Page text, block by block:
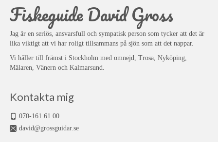
Fiskeguide David Gross
Jag är en seriös, ansvarsfull och sympatisk person som tycker att det är
lika viktigt att vi har roligt tillsammans på sjön som att det nappar.
Vi håller till främst i Stockholm med omnejd, Trosa, Nyköping,
Mälaren, Vänern och Kalmarsund.
Kontakta mig
070-161 61 00
david@grossguidar.se